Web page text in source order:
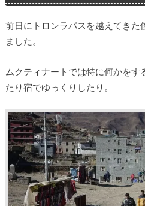
前日にトロンラパスを越えてきた
ました。
ムクティナートでは特に何かをす
たり宿でゆっくりしたり。